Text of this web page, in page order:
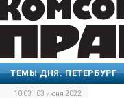
ТЕМЫ ДНЯ. ПЕТЕРБУРГ
10:03 | 03 июня 2022